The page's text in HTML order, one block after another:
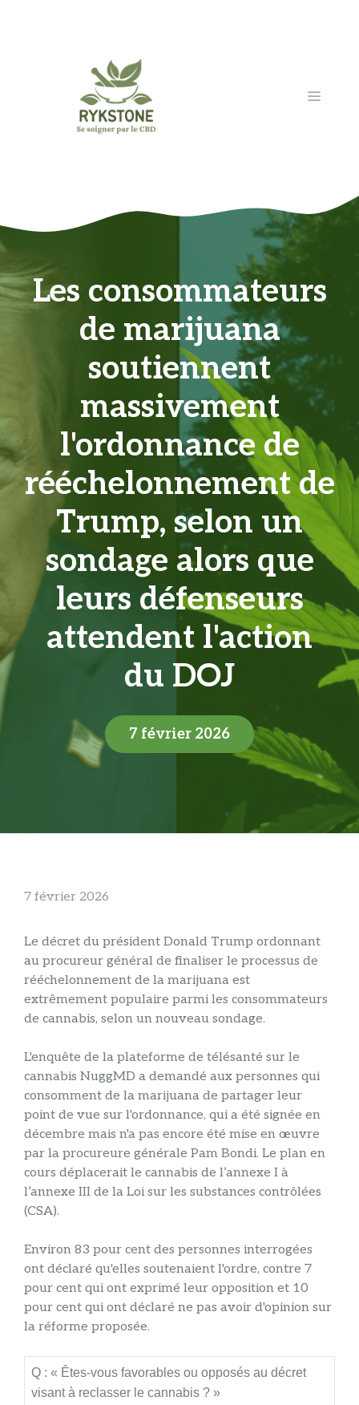
MENU
Les consommateurs
de marijuana
soutiennent
massivement
l'ordonnance de
rééchelonnement de
Trump, selon un
sondage alors que
leurs défenseurs
attendent l'action
du DOJ
7 février 2026
7 février 2026
Le décret du président Donald Trump ordonnant
au procureur général de finaliser le processus de
rééchelonnement de la marijuana est
extrêmement populaire parmi les consommateurs
de cannabis, selon un nouveau sondage.
L'enquête de la plateforme de télésanté sur le
cannabis NuggMD a demandé aux personnes qui
consomment de la marijuana de partager leur
point de vue sur l'ordonnance, qui a été signée en
décembre mais n'a pas encore été mise en œuvre
par la procureure générale Pam Bondi. Le plan en
cours déplacerait le cannabis de l’annexe I à
l’annexe III de la Loi sur les substances contrôlées
(CSA).
Environ 83 pour cent des personnes interrogées
ont déclaré qu'elles soutenaient l'ordre, contre 7
pour cent qui ont exprimé leur opposition et 10
pour cent qui ont déclaré ne pas avoir d'opinion sur
la réforme proposée.
Q : « Êtes-vous favorables ou opposés au décret
visant à reclasser le cannabis ? »